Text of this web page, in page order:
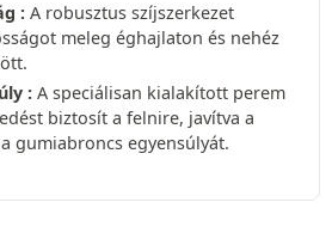
: A robusztus szíjszerkezet
meleg éghajlaton és nehéz
: A speciálisan kialakított perem
biztosít a felnire, javítva a
gumiabroncs egyensúlyát.